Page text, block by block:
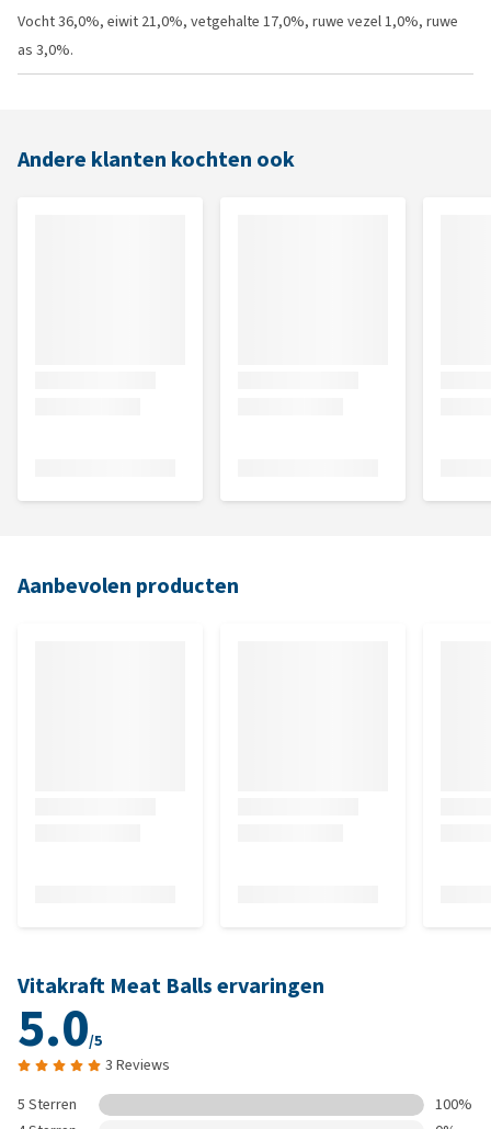
Vocht 36,0%, eiwit 21,0%, vetgehalte 17,0%, ruwe vezel 1,0%, ruwe
as 3,0%.
Andere klanten kochten ook
Aanbevolen producten
Vitakraft Meat Balls ervaringen
5.0/5
3 Reviews
5 Sterren
100%